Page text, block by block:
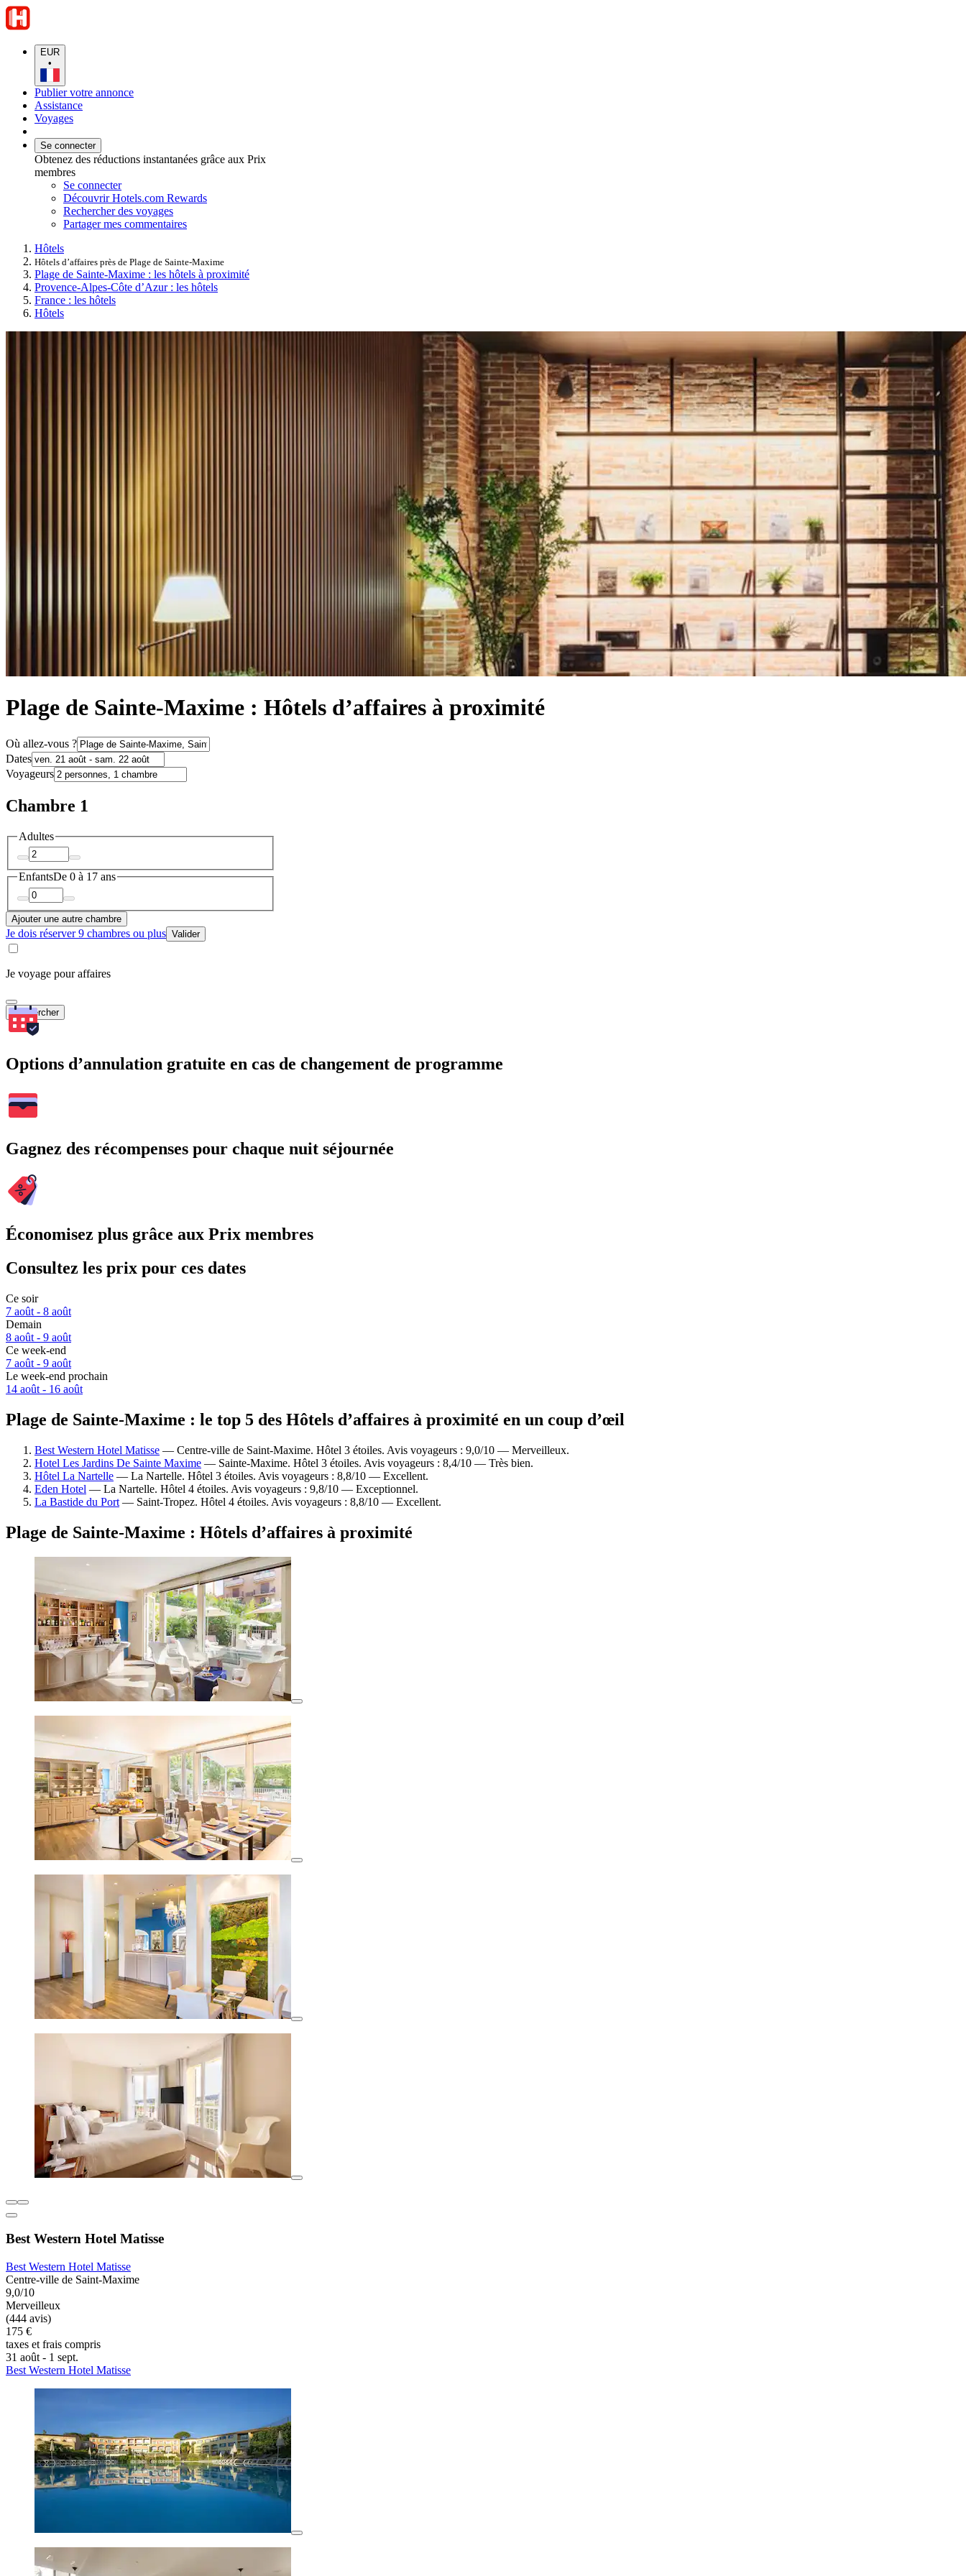
EUR
•
Publier votre annonce
Assistance
Voyages
Se connecter
Obtenez des réductions instantanées grâce aux Prix
membres
Se connecter
Découvrir Hotels.com Rewards
Rechercher des voyages
Partager mes commentaires
Hôtels
Hôtels d’affaires près de Plage de Sainte-Maxime
Plage de Sainte-Maxime : les hôtels à proximité
Provence-Alpes-Côte d’Azur : les hôtels
France : les hôtels
Hôtels
Plage de Sainte-Maxime : Hôtels d’affaires à proximité
Où allez-vous ?
Dates
Voyageurs
Chambre 1
Adultes
EnfantsDe 0 à 17 ans
Ajouter une autre chambre
Je dois réserver 9 chambres ou plus Valider
Je voyage pour affaires
Rechercher
Options d’annulation gratuite en cas de changement de programme
Gagnez des récompenses pour chaque nuit séjournée
Économisez plus grâce aux Prix membres
Consultez les prix pour ces dates
Ce soir
7 août - 8 août
Demain
8 août - 9 août
Ce week-end
7 août - 9 août
Le week-end prochain
14 août - 16 août
Plage de Sainte-Maxime : le top 5 des Hôtels d’affaires à proximité en un coup d’œil
Best Western Hotel Matisse — Centre-ville de Saint-Maxime. Hôtel 3 étoiles. Avis voyageurs : 9,0/10 — Merveilleux.
Hotel Les Jardins De Sainte Maxime — Sainte-Maxime. Hôtel 3 étoiles. Avis voyageurs : 8,4/10 — Très bien.
Hôtel La Nartelle — La Nartelle. Hôtel 3 étoiles. Avis voyageurs : 8,8/10 — Excellent.
Eden Hotel — La Nartelle. Hôtel 4 étoiles. Avis voyageurs : 9,8/10 — Exceptionnel.
La Bastide du Port — Saint-Tropez. Hôtel 4 étoiles. Avis voyageurs : 8,8/10 — Excellent.
Plage de Sainte-Maxime : Hôtels d’affaires à proximité
Best Western Hotel Matisse
Best Western Hotel Matisse
Centre-ville de Saint-Maxime
9,0/10
Merveilleux
(444 avis)
175 €
taxes et frais compris
31 août - 1 sept.
Best Western Hotel Matisse